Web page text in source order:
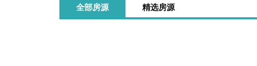
全部房源 精选房源